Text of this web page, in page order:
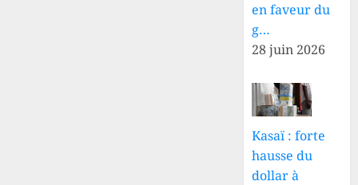
en faveur du
g…
28 juin 2026
Kasaï : forte
hausse du
dollar à